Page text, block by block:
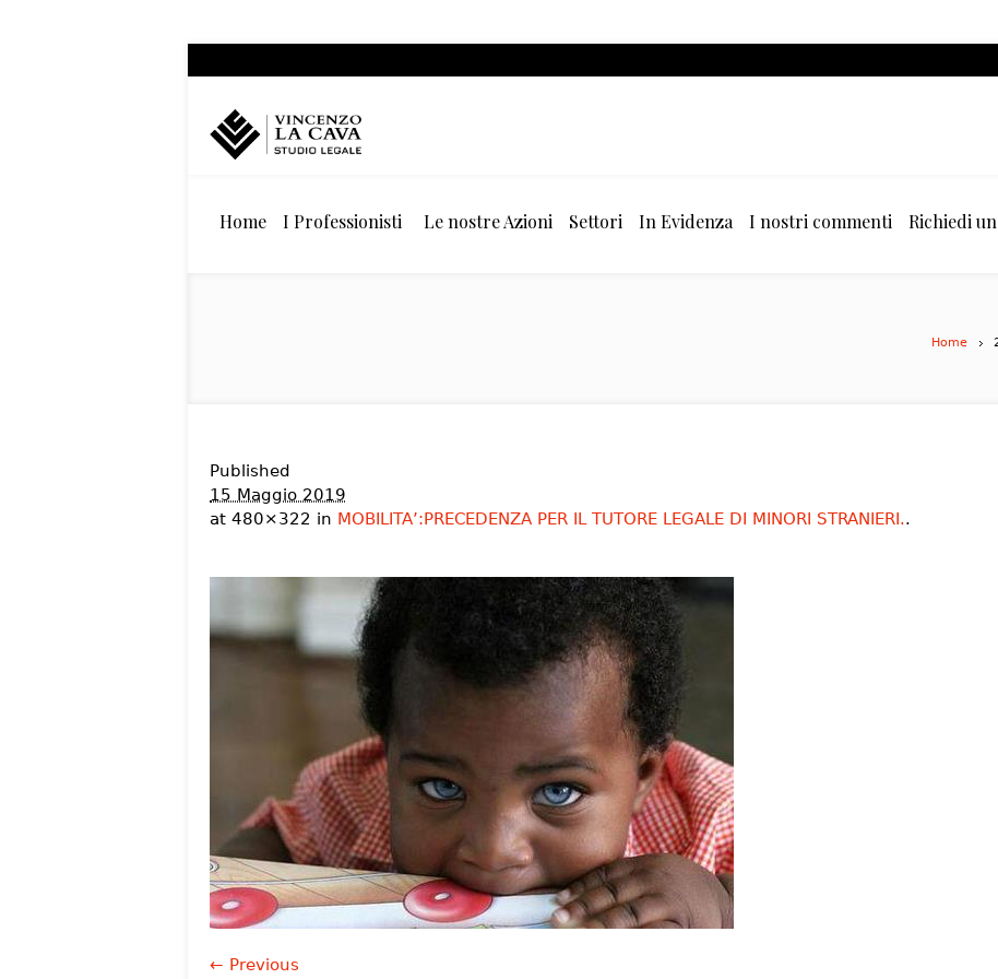
Home I Professionisti Le nostre Azioni Settori In Evidenza I nostri commenti Richiedi
Home
Published
15 Maggio 2019
at 480×322 in MOBILITA’:PRECEDENZA PER IL TUTORE LEGALE DI MINORI STRANIERI..
← Previous